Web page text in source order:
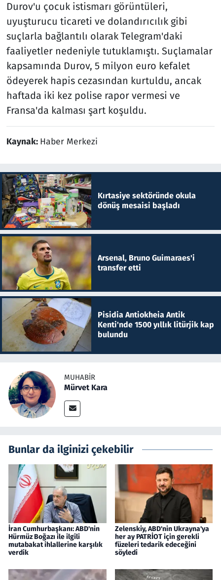
Durov'u çocuk istismarı görüntüleri,
uyuşturucu ticareti ve dolandırıcılık gibi
suçlarla bağlantılı olarak Telegram'daki
faaliyetler nedeniyle tutuklamıştı. Suçlamalar
kapsamında Durov, 5 milyon euro kefalet
ödeyerek hapis cezasından kurtuldu, ancak
haftada iki kez polise rapor vermesi ve
Fransa'da kalması şart koşuldu.
Kaynak: Haber Merkezi
Kırtasiye sektöründe okula
dönüş mesaisi başladı
Arsenal, Bruno Guimaraes'i
transfer etti
Pisidia Antiokheia Antik
Kenti'nde 1500 yıllık litürjik kap
bulundu
MUHABIR
Mürvet Kara
Bunlar da ilginizi çekebilir
İran Cumhurbaşkanı: ABD'nin
Hürmüz Boğazı ile ilgili
mutabakat ihlallerine karşılık
verdik
Zelenskiy, ABD'nin Ukrayna'ya
her ay PATRİOT için gerekli
füzeleri tedarik edeceğini
söyledi